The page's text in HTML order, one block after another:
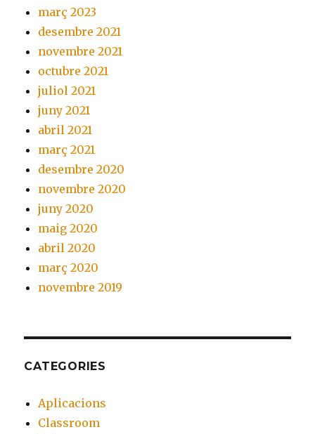
març 2023
desembre 2021
novembre 2021
octubre 2021
juliol 2021
juny 2021
abril 2021
març 2021
desembre 2020
novembre 2020
juny 2020
maig 2020
abril 2020
març 2020
novembre 2019
CATEGORIES
Aplicacions
Classroom